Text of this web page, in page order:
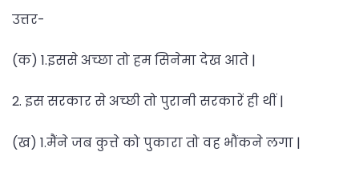
उत्तर-
(क) 1.इससे अच्छा तो हम सिनेमा देख आते |
2. इस सरकार से अच्छी तो पुरानी सरकारें ही थीं |
(ख) 1.मैंने जब कुत्ते को पुकारा तो वह भौंकने लगा |